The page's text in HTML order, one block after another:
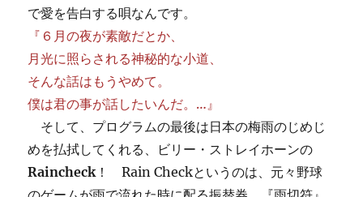
で愛を告白する唄なんです。
『６月の夜が素敵だとか、
月光に照らされる神秘的な小道、
そんな話はもうやめて。
僕は君の事が話したいんだ。…』
そして、プログラムの最後は日本の梅雨のじめじ
めを払拭してくれる、ビリー・ストレイホーンの
Raincheck！ Rain Checkというのは、元々野球